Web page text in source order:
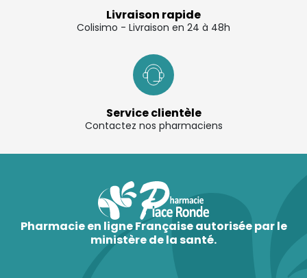
Livraison rapide
Colisimo - Livraison en 24 à 48h
Service clientèle
Contactez nos pharmaciens
Pharmacie en ligne Française autorisée par le
ministère de la santé.